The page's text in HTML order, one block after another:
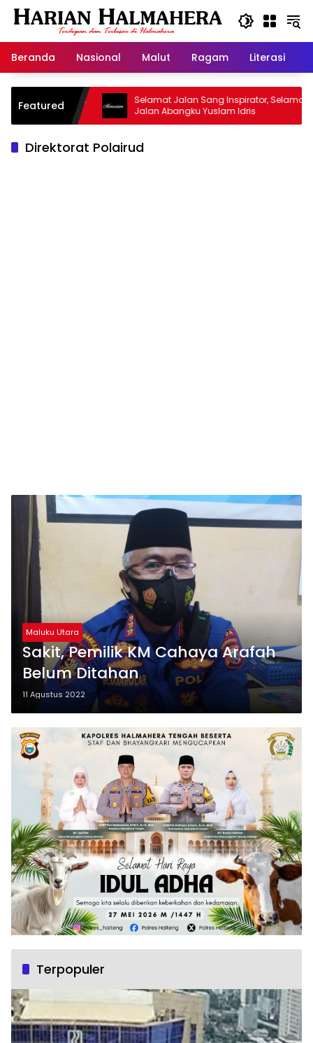
Langsung
Beranda
Nasional Malut Ragam Literasi
Featured
Warisan
Selamat Jalan Sang Inspirator, Selamat
Jalan Abangku Yuslam Idris
Direktorat Polairud
Maluku Utara
Sakit, Pemilik KM Cahaya Arafah
Belum Ditahan
11 Agustus 2022
Terpopuler